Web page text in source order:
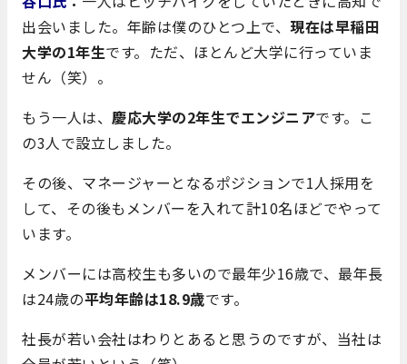
出会いました。年齢は僕のひとつ上で、 現在は早稲田
大学の1年生です。ただ、ほとんど大学に行っていま
せん（笑）。
もう一人は、 慶応大学の2年生でエンジニアです。こ
の3人で設立しました。
その後、マネージャーとなるポジションで1人採用を
して、その後もメンバーを入れて計10名ほどでやって
います。
メンバーには高校生も多いので最年少16歳で、最年長
は24歳の平均年齢は18.9歳です。
社長が若い会社はわりとあると思うのですが、当社は